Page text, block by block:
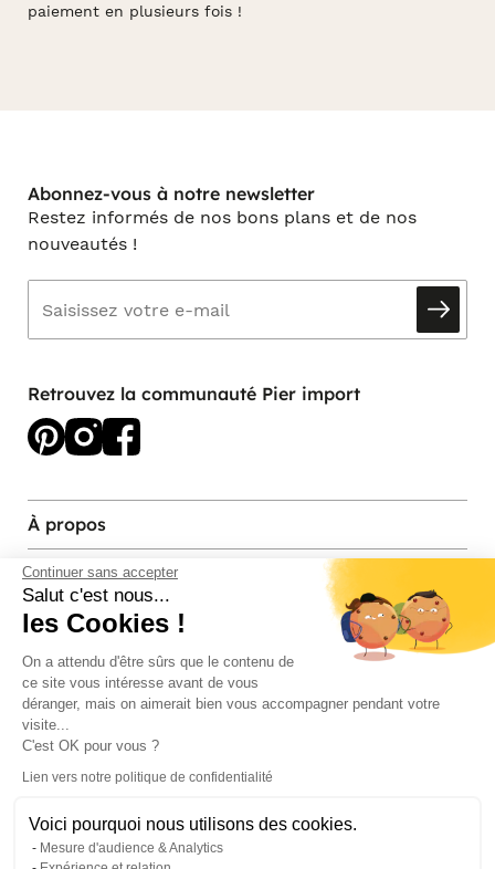
Continuer sans accepter
Salut c'est nous...
les Cookies !
On a attendu d'être sûrs que le contenu de
ce site vous intéresse avant de vous
déranger, mais on aimerait bien vous accompagner pendant votre
visite...
C'est OK pour vous ?
Lien vers notre politique de confidentialité
Voici pourquoi nous utilisons des cookies.
Mesure d'audience & Analytics
paiement en plusieurs fois !
Abonnez-vous à notre newsletter
Restez informés de nos bons plans et de nos
nouveautés !
Retrouvez la communauté Pier import
À propos
Services et contact
Magasins et Showrooms
Modes de paiement acceptés